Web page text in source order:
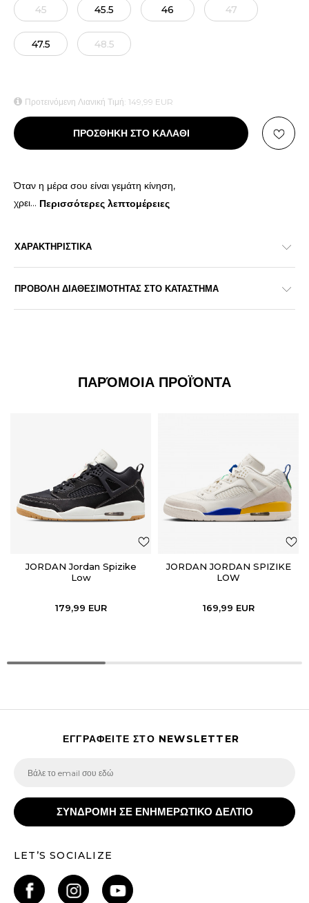
45 45.5 46 47
47.5 48.5
Προτεινόμενη Λιανική Τιμή: 149,99 EUR
ΠΡΟΣΘΗΚΗ ΣΤΟ ΚΑΛΑΘΙ
Όταν η μέρα σου είναι γεμάτη κίνηση,
χρει... Περισσότερες λεπτομέρειες
ΧΑΡΑΚΤΗΡΙΣΤΙΚΑ
ΠΡΟΒΟΛΗ ΔΙΑΘΕΣΙΜΟΤΗΤΑΣ ΣΤΟ ΚΑΤΑΣΤΗΜΑ
ΠΑΡΌΜΟΙΑ ΠΡΟΪΌΝΤΑ
JORDAN Jordan Spizike
Low
179,99 EUR
JORDAN JORDAN SPIZIKE
LOW
169,99 EUR
ΕΓΓΡΑΦΕΙΤΕ ΣΤΟ NEWSLETTER
ΣΥΝΔΡΟΜΗ ΣΕ ΕΝΗΜΕΡΩΤΙΚΟ ΔΕΛΤΙΟ
LET’S SOCIALIZE